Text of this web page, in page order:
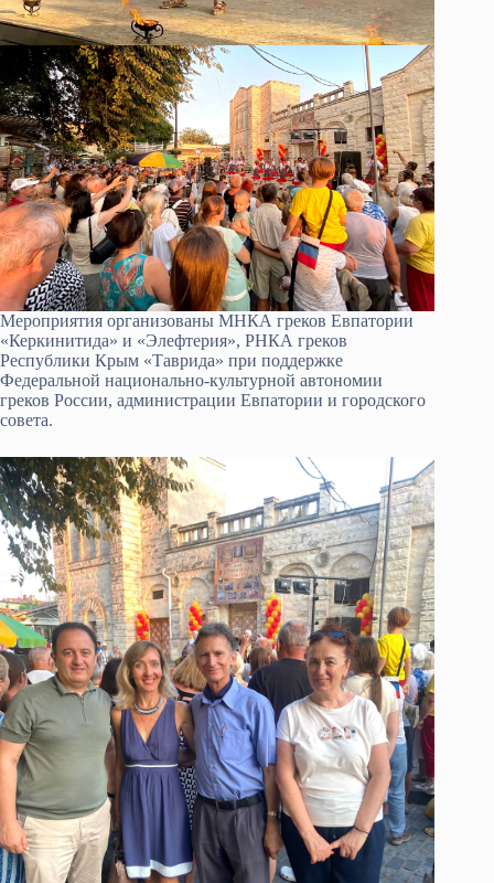
Мероприятия организованы МНКА греков Евпатории
«Керкинитида» и «Элефтерия», РНКА греков
Республики Крым «Таврида» при поддержке
Федеральной национально-культурной автономии
греков России, администрации Евпатории и городского
совета.